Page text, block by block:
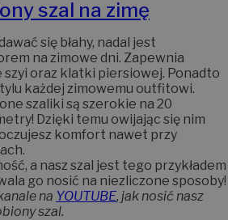
szal na zimę
się błahy, nadal jest
na zimowe dni. Zapewnia
oraz klatki piersiowej. Ponadto
każdej zimowemu outfitowi.
szaliki są szerokie na 20
Dzięki temu owijając się nim
komfort nawet przy
a nasz szal jest tego przykładem
go nosić na niezliczone sposoby!
na YOUTUBE, jak nosić nasz
szal.